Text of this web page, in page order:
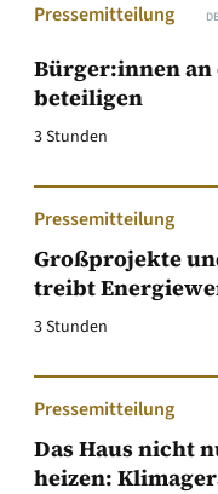
Pressemitteilung
Bürger:innen
beteiligen
3 Stunden
Pressemitteilung
Großprojekte
treibt
3 Stunden
Pressemitteilung
Das Haus nicht
heizen: